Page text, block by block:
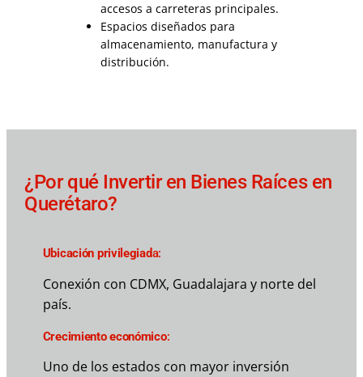
accesos a carreteras principales.
Espacios diseñados para
almacenamiento, manufactura y
distribución.
¿Por qué Invertir en Bienes Raíces en
Querétaro?
Ubicación privilegiada:
Conexión con CDMX, Guadalajara y norte del
país.
Crecimiento económico:
Uno de los estados con mayor inversión